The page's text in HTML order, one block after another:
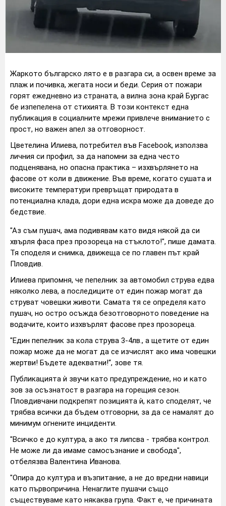
Жаркото българско лято е в разгара си, а освен време за
плаж и почивка, жегата носи и беди. Серия от пожари
горят ежедневно из страната, а вилна зона край Бургас
бе изпепелена от стихията. В този контекст една
публикация в социалните мрежи привлече вниманието с
прост, но важен апел за отговорност.
Цветелина Илиева, потребител във Facebook, използва
личния си профил, за да напомни за една често
подценявана, но опасна практика – изхвърлянето на
фасове от коли в движение. Във време, когато сушата и
високите температури превръщат природата в
потенциална клада, дори една искра може да доведе до
бедствие.
"Аз съм пушач, ама подивявам като видя някой да си
хвърля фаса през прозореца на стъклото!", пише дамата.
Тя споделя и снимка, движеща се по главен път край
Пловдив.
Илиева припомня, че пепелник за автомобил струва едва
няколко лева, а последиците от един пожар могат да
струват човешки животи. Самата тя се определя като
пушач, но остро осъжда безотговорното поведение на
водачите, които изхвърлят фасове през прозореца.
"Един пепелник за кола струва 3-4лв., а щетите от един
пожар може да не могат да се изчислят ако има човешки
жертви! Бъдете адекватни!“, зове тя.
Публикацията ѝ звучи като предупреждение, но и като
зов за осъзнатост в разгара на горещия сезон.
Пловдивчани подкрепят позицията ѝ, като споделят, че
трябва всички да бъдем отговорни, за да се намалят до
минимум огнените инциденти.
"Всичко е до култура, а ако тя липсва - трябва контрол.
Не може ли да имаме самосъзнание и свобода",
отбелязва Валентина Иванова.
"Опира до култура и възпитание, а не до вредни навици
като първопричина. Ненаглите пушачи също
съществуваме като някаква група. Факт е, че причината